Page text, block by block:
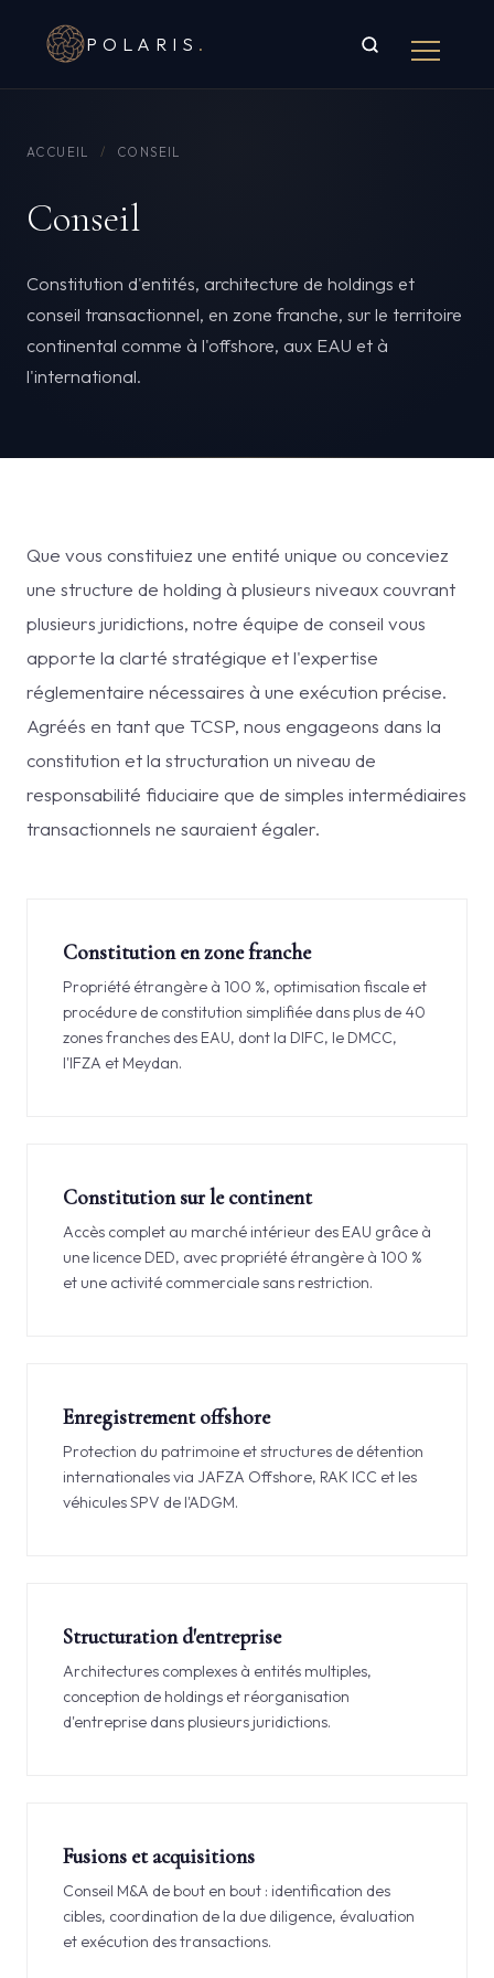
POLARIS .
ACCUEIL / CONSEIL
Conseil
Constitution d'entités, architecture de holdings et
conseil transactionnel, en zone franche, sur le territoire
continental comme à l'offshore, aux EAU et à
l'international.
Que vous constituiez une entité unique ou conceviez
une structure de holding à plusieurs niveaux couvrant
plusieurs juridictions, notre équipe de conseil vous
apporte la clarté stratégique et l'expertise
réglementaire nécessaires à une exécution précise.
Agréés en tant que TCSP, nous engageons dans la
constitution et la structuration un niveau de
responsabilité fiduciaire que de simples intermédiaires
transactionnels ne sauraient égaler.
Constitution en zone franche
Propriété étrangère à 100 %, optimisation fiscale et
procédure de constitution simplifiée dans plus de 40
zones franches des EAU, dont la DIFC, le DMCC,
l'IFZA et Meydan.
Constitution sur le continent
Accès complet au marché intérieur des EAU grâce à
une licence DED, avec propriété étrangère à 100 %
et une activité commerciale sans restriction.
Enregistrement offshore
Protection du patrimoine et structures de détention
internationales via JAFZA Offshore, RAK ICC et les
véhicules SPV de l'ADGM.
Structuration d'entreprise
Architectures complexes à entités multiples,
conception de holdings et réorganisation
d'entreprise dans plusieurs juridictions.
Fusions et acquisitions
Conseil M&A de bout en bout : identification des
cibles, coordination de la due diligence, évaluation
et exécution des transactions.